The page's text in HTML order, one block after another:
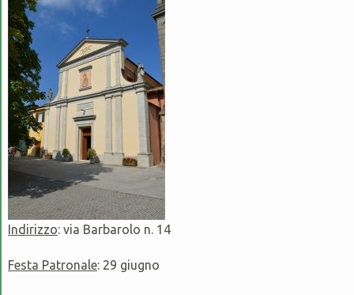
Indirizzo: via Barbarolo n. 14
Festa Patronale: 29 giugno